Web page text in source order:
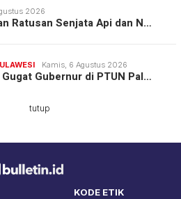
2026
Ratusan Senjata Api dan N…
Kamis, 6 Agustus 2026
Gubernur di PTUN Pal…
KODE ETIK
tutup